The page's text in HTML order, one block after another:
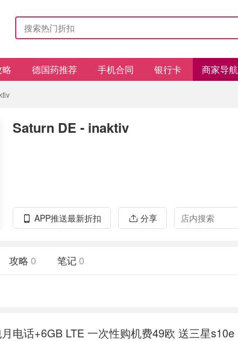
德国药推荐 手机合同 银行卡 商家导航
Saturn DE - inaktiv
APP推送最新折扣 分享
攻略 0 笔记0
电话+6GB LTE 一次性购机费49欧 送三星s10e